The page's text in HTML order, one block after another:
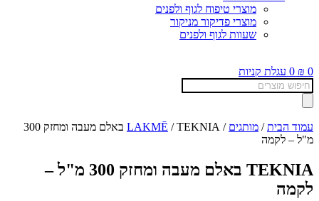
מוצרי טיפוח לגוף ולפנים
מוצרי פדיקור מניקור
שעוות לגוף ולפנים
₪ 0
0 עגלת קניות
Products
search
עמוד הבית/ מותגים /
LAKMĒ
/ TEKNIA באלם מעבה ומחזק 300
מ"ל – לקמה
TEKNIA באלם מעבה ומחזק 300 מ"ל –
לקמה